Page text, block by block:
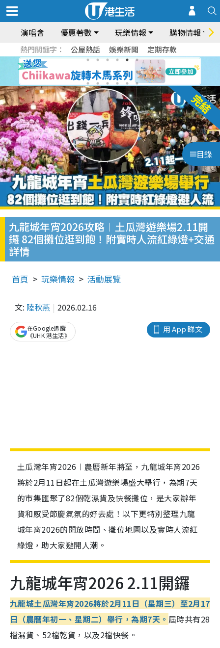
演唱會 優惠著數 玩樂情報 購物情報
熱門關鍵字： 公屋熱話 娛樂新聞 定期存款
目錄
九龍城年宵2026攻略︱土瓜灣遊樂場2.11開
鑼 82個攤位逛到飽！附實時人流紅綠燈+交通
詳情
首頁 玩樂情報 活動展覽
文: 陸秋燕 2026.02.16
用 App 睇文
在Google追蹤
《UHK 港生活》
土瓜灣年宵2026︱農曆新年將至，九龍城年宵2026
將於2月11日起在土瓜灣遊樂場盛大舉行，為期7天
的市集匯聚了82個乾濕貨及快餐攤位，是大家辦年
貨和感受節慶氣氛的好去處！以下更特別整理九龍
城年宵2026的開放時間、攤位地圖以及實時人流紅
綠燈，助大家避開人潮。
九龍城年宵2026 2.11開鑼
九龍城土瓜灣年宵2026將於2月11日（星期三）至2月17
日（農曆年初一、星期二）舉行，為期7天。 屆時共有28
檔濕貨、52檔乾貨，以及2檔快餐。